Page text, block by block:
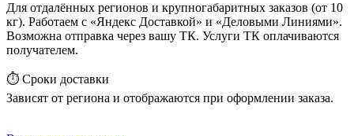
Для отдалённых регионов и крупногабаритных заказов (от 10
кг). Работаем с «Яндекс Доставкой» и «Деловыми Линиями».
Возможна отправка через вашу ТК. Услуги ТК оплачиваются
получателем.
⏱️ Сроки доставки
Зависят от региона и отображаются при оформлении заказа.